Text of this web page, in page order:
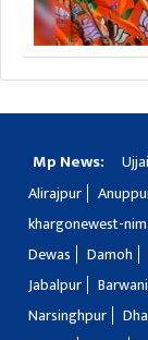
Mp News:
Alirajpur
khargonewest-
Dewas
Damoh
Jabalpur
Barwani
Narsinghpur